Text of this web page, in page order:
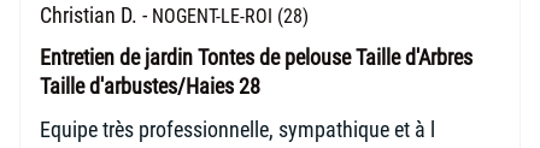
Christian D. - NOGENT-LE-ROI (28)
Entretien de jardin Tontes de pelouse Taille d'Arbres
Taille d'arbustes/Haies 28
Equipe très professionnelle, sympathique et à l